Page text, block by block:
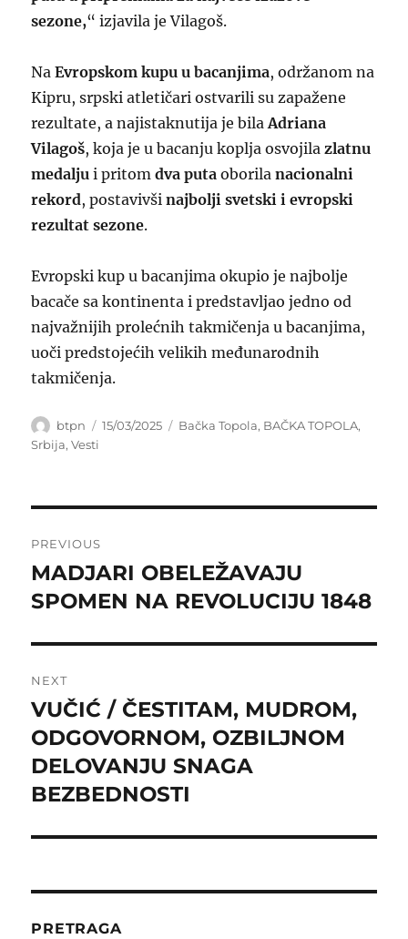
sezone,“ izjavila je Vilagoš.
NaEvropskom kupu u bacanjima, održanom na
Kipru, srpski atletičari ostvarili su zapažene
rezultate, a najistaknutija je bilaAdriana
Vilagoš, koja je u bacanju koplja osvojilazlatnu
medalju i pritomdva puta oborilanacionalni
rekord, postavivšinajbolji svetski i evropski
rezultat sezone.
Evropski kup u bacanjima okupio je najbolje
bacače sa kontinenta i predstavljao jedno od
najvažnijih prolećnih takmičenja u bacanjima,
uoči predstojećih velikih međunarodnih
takmičenja.
Author
btpn
Posted
15/03/2025 Categories
Bačka Topola, BAČKA TOPOLA,
Srbija,Vesti
navigation
PREVIOUS
Previous
post:
MADJARI OBELEŽAVAJU
SPOMEN NA REVOLUCIJU 1848
NEXT
Next
post:
VUČIĆ / ČESTITAM, MUDROM,
ODGOVORNOM, OZBILJNOM
DELOVANJU SNAGA
BEZBEDNOSTI
PRETRAGA